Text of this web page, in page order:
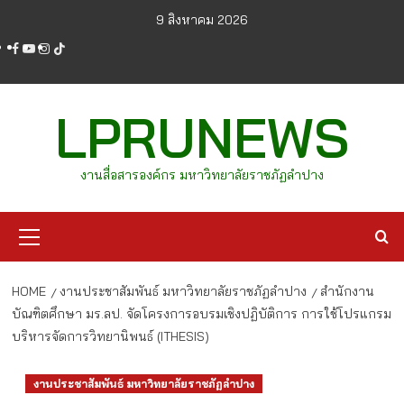
content
9 สิงหาคม 2026
facebook
youtube
instagram
tiktok
LPRUNEWS
งานสื่อสารองค์กร มหาวิทยาลัยราชภัฏลำปาง
Menu
HOME งานประชาสัมพันธ์ มหาวิทยาลัยราชภัฏลำปาง
สำนักงาน
บัณฑิตศึกษา มร.ลป. จัดโครงการอบรมเชิงปฏิบัติการ การใช้โปรแกรม
บริหารจัดการวิทยานิพนธ์ (ITHESIS)
งานประชาสัมพันธ์ มหาวิทยาลัยราชภัฏลำปาง